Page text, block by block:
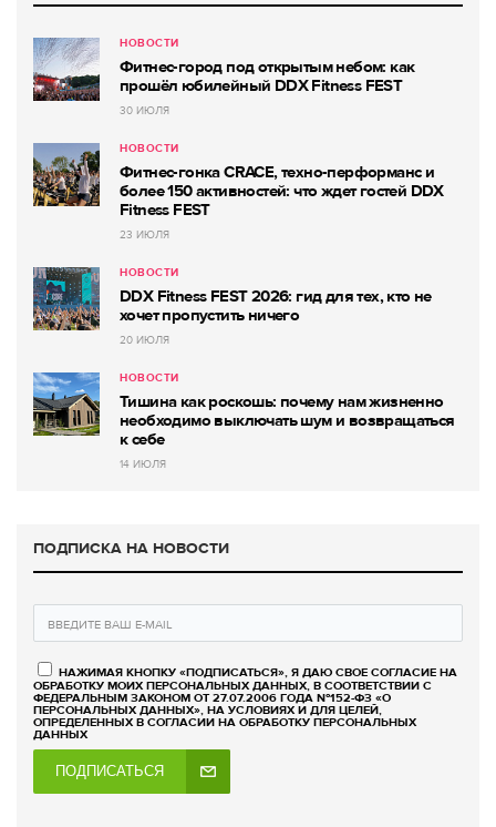
НОВОСТИ
Фитнес-город под открытым небом: как
прошёл юбилейный DDX Fitness FEST
30 ИЮЛЯ
НОВОСТИ
Фитнес-гонка CRACE, техно-перформанс и
более 150 активностей: что ждет гостей DDX
Fitness FEST
23 ИЮЛЯ
НОВОСТИ
DDX Fitness FEST 2026: гид для тех, кто не
хочет пропустить ничего
20 ИЮЛЯ
НОВОСТИ
Тишина как роскошь: почему нам жизненно
необходимо выключать шум и возвращаться
к себе
14 ИЮЛЯ
ПОДПИСКА НА НОВОСТИ
НАЖИМАЯ КНОПКУ «ПОДПИСАТЬСЯ», Я ДАЮ СВОЕ СОГЛАСИЕ НА
ОБРАБОТКУ МОИХ ПЕРСОНАЛЬНЫХ ДАННЫХ, В СООТВЕТСТВИИ С
ФЕДЕРАЛЬНЫМ ЗАКОНОМ ОТ 27.07.2006 ГОДА №152-ФЗ «О
ПЕРСОНАЛЬНЫХ ДАННЫХ», НА УСЛОВИЯХ И ДЛЯ ЦЕЛЕЙ,
ОПРЕДЕЛЕННЫХ В СОГЛАСИИ НА ОБРАБОТКУ ПЕРСОНАЛЬНЫХ
ДАННЫХ
ПОДПИСАТЬСЯ